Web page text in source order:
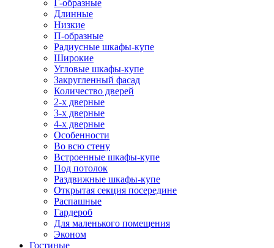
Г-образные
Длинные
Низкие
П-образные
Радиусные шкафы-купе
Широкие
Угловые шкафы-купе
Закругленный фасад
Количество дверей
2-х дверные
3-х дверные
4-х дверные
Особенности
Во всю стену
Встроенные шкафы-купе
Под потолок
Раздвижные шкафы-купе
Открытая секция посередине
Распашные
Гардероб
Для маленького помещения
Эконом
Гостиные